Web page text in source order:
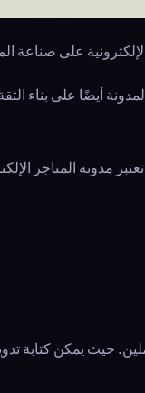
على صناعة
أيضًا على بناء
مدونة المتاجر
حيث يمكن كتابة